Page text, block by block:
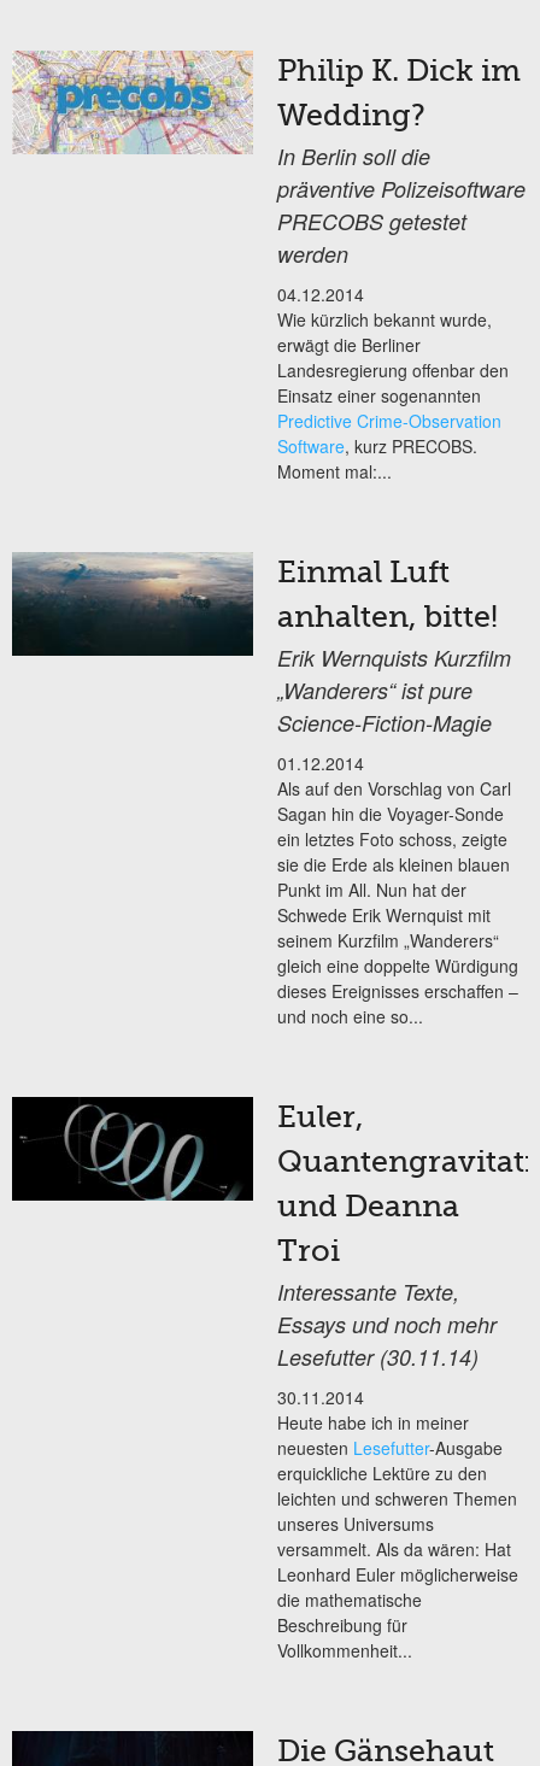
Philip K. Dick im
Wedding?
In Berlin soll die
präventive Polizeisoftware
PRECOBS getestet
werden
04.12.2014
Wie kürzlich bekannt wurde,
erwägt die Berliner
Landesregierung offenbar den
Einsatz einer sogenannten
Predictive Crime-Observation
Software, kurz PRECOBS.
Moment mal:...
Einmal Luft
anhalten, bitte!
Erik Wernquists Kurzfilm
„Wanderers“ ist pure
Science-Fiction-Magie
01.12.2014
Als auf den Vorschlag von Carl
Sagan hin die Voyager-Sonde
ein letztes Foto schoss, zeigte
sie die Erde als kleinen blauen
Punkt im All. Nun hat der
Schwede Erik Wernquist mit
seinem Kurzfilm „Wanderers“
gleich eine doppelte Würdigung
dieses Ereignisses erschaffen –
und noch eine so...
Euler,
und Deanna
Troi
Interessante Texte,
Essays und noch mehr
Lesefutter (30.11.14)
30.11.2014
Heute habe ich in meiner
neuesten Lesefutter-Ausgabe
erquickliche Lektüre zu den
leichten und schweren Themen
unseres Universums
versammelt. Als da wären: Hat
Leonhard Euler möglicherweise
die mathematische
Beschreibung für
Vollkommenheit...
Die Gänsehaut